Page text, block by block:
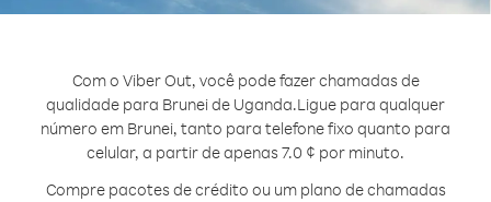
Com o Viber Out, você pode fazer chamadas de
qualidade para Brunei de Uganda.Ligue para qualquer
número em Brunei, tanto para telefone fixo quanto para
celular, a partir de apenas 7.0 ¢ por minuto.
Compre pacotes de crédito ou um plano de chamadas